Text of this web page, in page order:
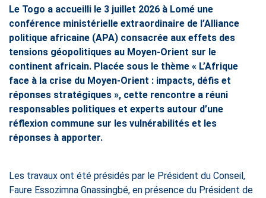
Le Togo a accueilli le 3 juillet 2026 à Lomé une
conférence ministérielle extraordinaire de l’Alliance
politique africaine (APA) consacrée aux effets des
tensions géopolitiques au Moyen-Orient sur le
continent africain. Placée sous le thème « L’Afrique
face à la crise du Moyen-Orient : impacts, défis et
réponses stratégiques », cette rencontre a réuni
responsables politiques et experts autour d’une
réflexion commune sur les vulnérabilités et les
réponses à apporter.
Les travaux ont été présidés par le Président du Conseil,
Faure Essozimna Gnassingbé, en présence du Président de